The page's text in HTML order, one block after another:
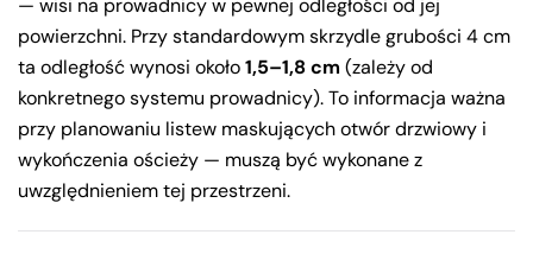
— wisi na prowadnicy w pewnej odległości od jej
powierzchni. Przy standardowym skrzydle grubości 4 cm
ta odległość wynosi około1,5–1,8 cm (zależy od
konkretnego systemu prowadnicy). To informacja ważna
przy planowaniu listew maskujących otwór drzwiowy i
wykończenia ościeży — muszą być wykonane z
uwzględnieniem tej przestrzeni.